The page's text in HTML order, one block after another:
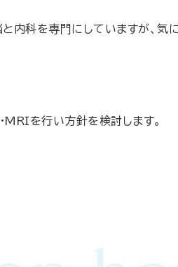
内科を専門にしていますが、
を行い方針を検討します。